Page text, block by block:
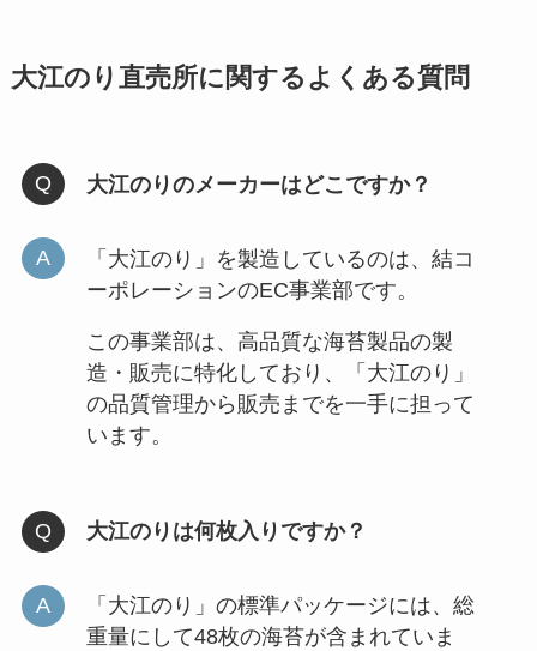
大江のり直売所に関するよくある質問
大江のりのメーカーはどこですか？
「大江のり」を製造しているのは、結コ
ーポレーションのEC事業部です。
この事業部は、高品質な海苔製品の製
造・販売に特化しており、「大江のり」
の品質管理から販売までを一手に担って
います。
大江のりは何枚入りですか？
「大江のり」の標準パッケージには、総
重量にして48枚の海苔が含まれていま